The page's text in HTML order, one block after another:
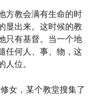
教会满有生命的时
显出来。这时候的教
只有基督。当一个地
任何人、事、物，这
位。
，某个教堂搜集了